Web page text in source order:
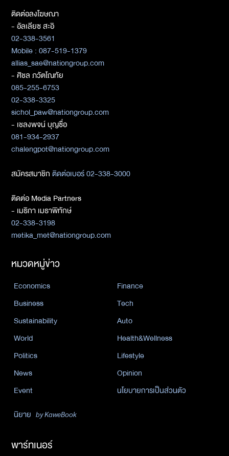
ติดต่อลงโฆษณา
- อัลเลียซ สะอิ
02-338-3561
Mobile : 087-519-1379
allias_sae@nationgroup.com
- ศิชล ภวัตโณทัย
085-255-6753
02-338-3325
sichol_paw@nationgroup.com
- เชลงพจน์ บุญซื่อ
081-934-2937
chalengpot@nationgroup.com
สมัครสมาชิกติดต่อเบอร์ 02-338-3000
ติดต่อ Media Partners
- เมธิกา เมธาพิทักษ์
02-338-3198
metika_met@nationgroup.com
หมวดหมู่ข่าว
Economics
Finance
Business
Tech
Sustainability
Auto
World
Health&Wellness
Politics
Lifestyle
News
Opinion
Event
นโยบายการเป็นส่วนตัว
นิยาย by KaweBook
พาร์ทเนอร์